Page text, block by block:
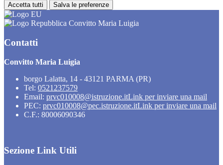
Accetta tutti Salva le preferenze
Convitto Maria Luigia
Contatti
Convitto Maria Luigia
borgo Lalatta, 14 - 43121 PARMA (PR)
Tel: 0521237579
Email: prvc010008@istruzione.itLink per inviare una mail
PEC: prvc010008@pec.istruzione.itLink per inviare una mail
C.F.: 80006090346
Sezione Link Utili